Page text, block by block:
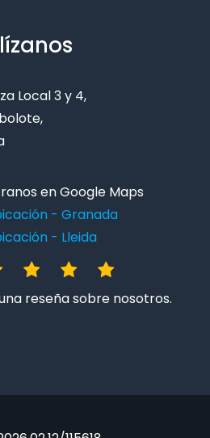
Local 3 y 4,
en Google Maps
- Granada
- Lleida
reseña sobre nosotros.